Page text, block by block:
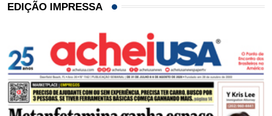
EDIÇÃO IMPRESSA